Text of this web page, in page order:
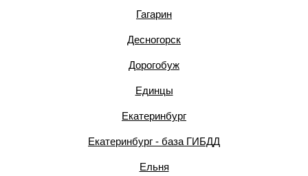
Гагарин
Десногорск
Дорогобуж
Единцы
Екатеринбург
Екатеринбург - база ГИБДД
Ельня